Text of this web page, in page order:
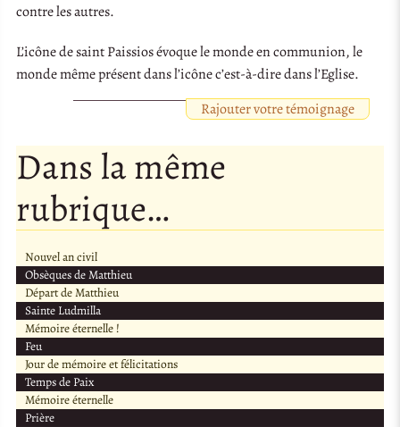
contre les autres.
L’icône de saint Paissios évoque le monde en communion, le
monde même présent dans l’icône c’est-à-dire dans l’Eglise.
Rajouter votre témoignage
Dans la même
rubrique…
Nouvel an civil
Obsèques de Matthieu
Départ de Matthieu
Sainte Ludmilla
Mémoire éternelle !
Feu
Jour de mémoire et félicitations
Temps de Paix
Mémoire éternelle
Prière